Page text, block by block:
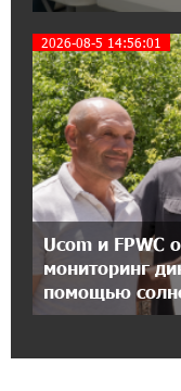
15:50:50
при
15:18:39
Аршак
18:38:14
Зачем
17:46:18
2026-08-5 14:56:01
Ucom и FPWC
мониторинг
помощью